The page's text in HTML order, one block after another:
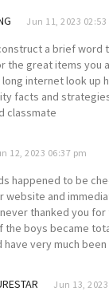
Jun 11, 2023 02:53
a brief word
the great items you
internet look up
facts and
classmate
12, 2023 06:37 pm
happened to be
website and
thanked you for
the boys became
have very much been
Jun 13,